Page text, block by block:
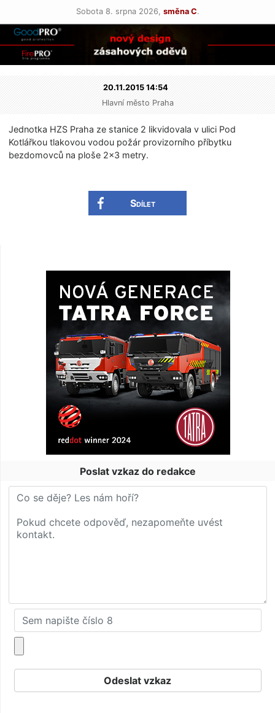
Sobota 8. srpna 2026, směna C.
20.11.2015 14:54
Hlavní město Praha
Jednotka HZS Praha ze stanice 2 likvidovala v ulici Pod
Kotlářkou tlakovou vodou požár provizorního příbytku
bezdomovců na ploše 2×3 metry.
Sdílet
Poslat vzkaz do redakce